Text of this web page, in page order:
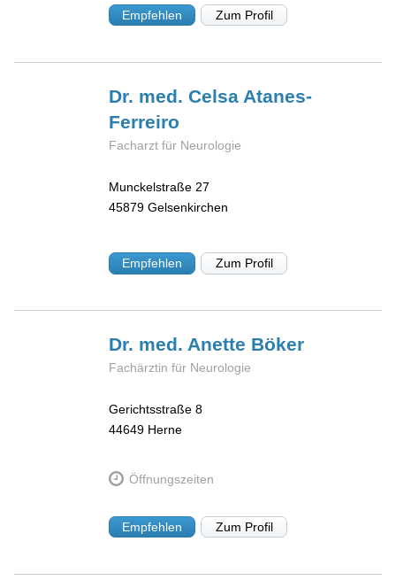
Empfehlen Zum Profil
Dr. med. Celsa Atanes-
Ferreiro
Facharzt für Neurologie
Munckelstraße 27
45879 Gelsenkirchen
Empfehlen Zum Profil
Dr. med. Anette Böker
Fachärztin für Neurologie
Gerichtsstraße 8
44649 Herne
Öffnungszeiten
Empfehlen Zum Profil